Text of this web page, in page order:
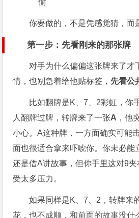
偷
你要做的，不是凭感觉猜，而
第一步：先看刚来的那张牌
对手为什么偏偏这张牌来了才
情，也别急着给他贴标签， 先看公
比如翻牌是K、7、2彩虹，你
人翻牌过牌，转牌来了一张A ，他
小心。A这种牌，一方面确实可能
面也很适合拿来吓唬你。你未必能
还是借A讲故事，但你手里这对9
受太多压力。
如果同样是K、7、2，转牌来
花，也不成顺，和前面的故事没什